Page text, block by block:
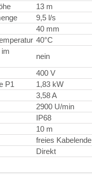
13 m
9,5 l/s
40 mm
40°C
nein
400 V
P1
1,83 kW
3,58 A
2900 U/min
IP68
10 m
freies Kabelende
Direkt